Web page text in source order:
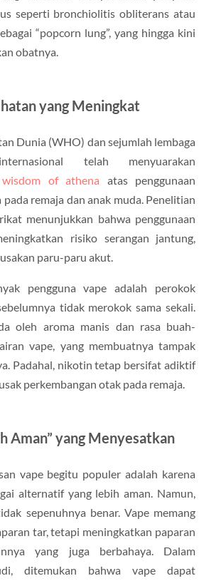
seperti bronchiolitis obliterans atau
“popcorn lung”, yang hingga kini
obatnya.
yang Meningkat
Dunia (WHO) dan sejumlah lembaga
telah menyuarakan
wisdom of athena atas penggunaan
remaja dan anak muda. Penelitian
menunjukkan bahwa penggunaan
risiko serangan jantung,
paru-paru akut.
pengguna vape adalah perokok
tidak merokok sama sekali.
oleh aroma manis dan rasa buah-
vape, yang membuatnya tampak
Padahal, nikotin tetap bersifat adiktif
perkembangan otak pada remaja.
Aman” yang Menyesatkan
vape begitu populer adalah karena
alternatif yang lebih aman. Namun,
sepenuhnya benar. Vape memang
tar, tetapi meningkatkan paparan
yang juga berbahaya. Dalam
ditemukan bahwa vape dapat